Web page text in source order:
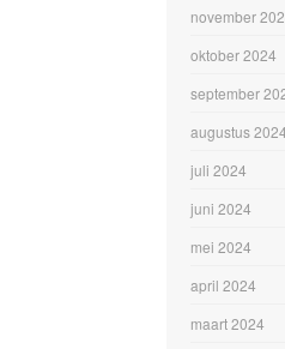
november
oktober 2024
september
augustus 2024
juli 2024
juni 2024
mei 2024
april 2024
maart 2024